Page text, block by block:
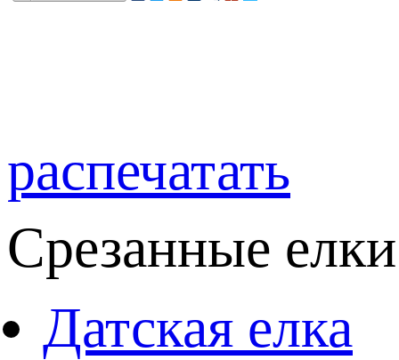
распечатать
Срезанные
Датская елка